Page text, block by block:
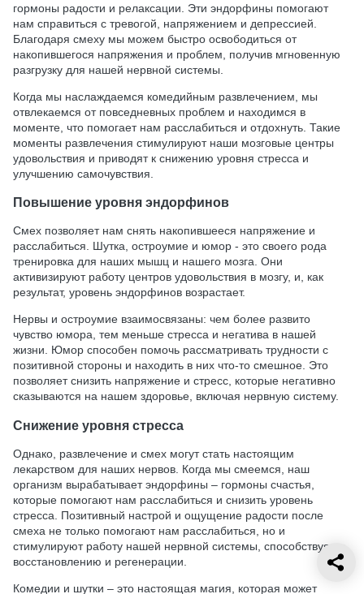
гормоны радости и релаксации. Эти эндорфины помогают
нам справиться с тревогой, напряжением и депрессией.
Благодаря смеху мы можем быстро освободиться от
накопившегося напряжения и проблем, получив мгновенную
разгрузку для нашей нервной системы.
Когда мы наслаждаемся комедийным развлечением, мы
отвлекаемся от повседневных проблем и находимся в
моменте, что помогает нам расслабиться и отдохнуть. Такие
моменты развлечения стимулируют наши мозговые центры
удовольствия и приводят к снижению уровня стресса и
улучшению самочувствия.
Повышение уровня эндорфинов
Смех позволяет нам снять накопившееся напряжение и
расслабиться. Шутка, остроумие и юмор - это своего рода
тренировка для наших мышц и нашего мозга. Они
активизируют работу центров удовольствия в мозгу, и, как
результат, уровень эндорфинов возрастает.
Нервы и остроумие взаимосвязаны: чем более развито
чувство юмора, тем меньше стресса и негатива в нашей
жизни. Юмор способен помочь рассматривать трудности с
позитивной стороны и находить в них что-то смешное. Это
позволяет снизить напряжение и стресс, которые негативно
сказываются на нашем здоровье, включая нервную систему.
Снижение уровня стресса
Однако, развлечение и смех могут стать настоящим
лекарством для наших нервов. Когда мы смеемся, наш
организм вырабатывает эндорфины – гормоны счастья,
которые помогают нам расслабиться и снизить уровень
стресса. Позитивный настрой и ощущение радости после
смеха не только помогают нам расслабиться, но и
стимулируют работу нашей нервной системы, способствуя ее
восстановлению и регенерации.
Комедии и шутки – это настоящая магия, которая может